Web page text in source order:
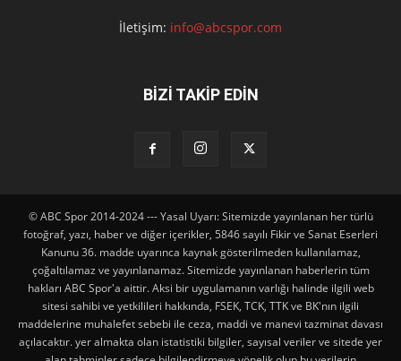
İletişim: info@abcspor.com
BİZİ TAKİP EDİN
© ABC Spor 2014-2024 --- Yasal Uyarı: Sitemizde yayınlanan her türlü
fotoğraf, yazı, haber ve diğer içerikler, 5846 sayılı Fikir ve Sanat Eserleri
Kanunu 36. madde uyarınca kaynak gösterilmeden kullanılamaz,
çoğaltılamaz ve yayınlanamaz. Sitemizde yayınlanan haberlerin tüm
hakları ABC Spor'a aittir. Aksi bir uygulamanın varlığı halinde ilgili web
sitesi sahibi ve yetkilileri hakkında, FSEK, TCK, TTK ve BK'nın ilgili
maddelerine muhalefet sebebi ile ceza, maddi ve manevi tazminat davası
açılacaktır. yer almakta olan istatistiki bilgiler, sayısal veriler ve sitede yer